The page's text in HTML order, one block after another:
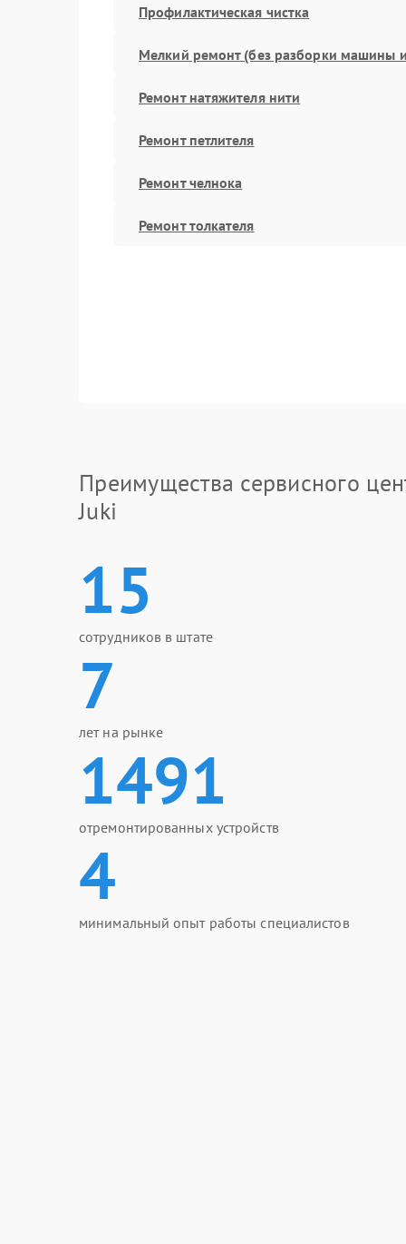
Профилактическая чистка
Мелкий ремонт (без разборки машины
Ремонт натяжителя нити
Ремонт петлителя
Ремонт челнока
Ремонт толкателя
Преимущества сервисного
Juki
15
сотрудников в штате
7
лет на рынке
1491
отремонтированных устройств
4
минимальный опыт работы специалистов